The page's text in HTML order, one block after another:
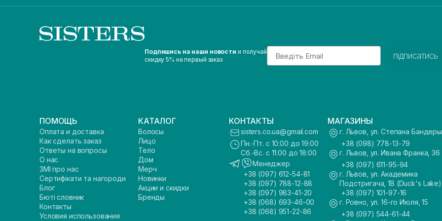
Подпишись на наши новости и получай
скидку 5% на первый заказ
Email
підписатись
ПОМОЩЬ
Оплата и доставка
Как сделать заказ
Ответы на вопросы
О нас
ЗМІ про нас
Сертифікати та нагороди
Блог
Бюті словник
Контакты
Условия использования
КАТАЛОГ
Волосы
Лицо
Тело
Дом
Мерч
Новинки
Акции и скидки
Бренды
КОНТАКТЫ
sisters.co.ua@gmail.com
Пн.-Пт. с 10:00 до 19:00
Сб.-Вс. с 11:00 до 18:00
Менеджер
+38 (097) 612-54-81
+38 (097) 788-12-88
+38 (097) 983-41-20
+38 (068) 693-46-00
+38 (068) 951-22-86
МАГАЗИНЫ
г. Львов, ул. Степана
+38 (098) 778-13-79
г. Львов, ул. Ивана Франка, 36
+38 (097) 611-95-94
г. Львов, ул. Академика
Подстригача, 1В (Duck's Lake)
+38 (097) 101-97-16
г. Ровно, ул. 16-го Июля, 15
+38 (097) 544-61-44